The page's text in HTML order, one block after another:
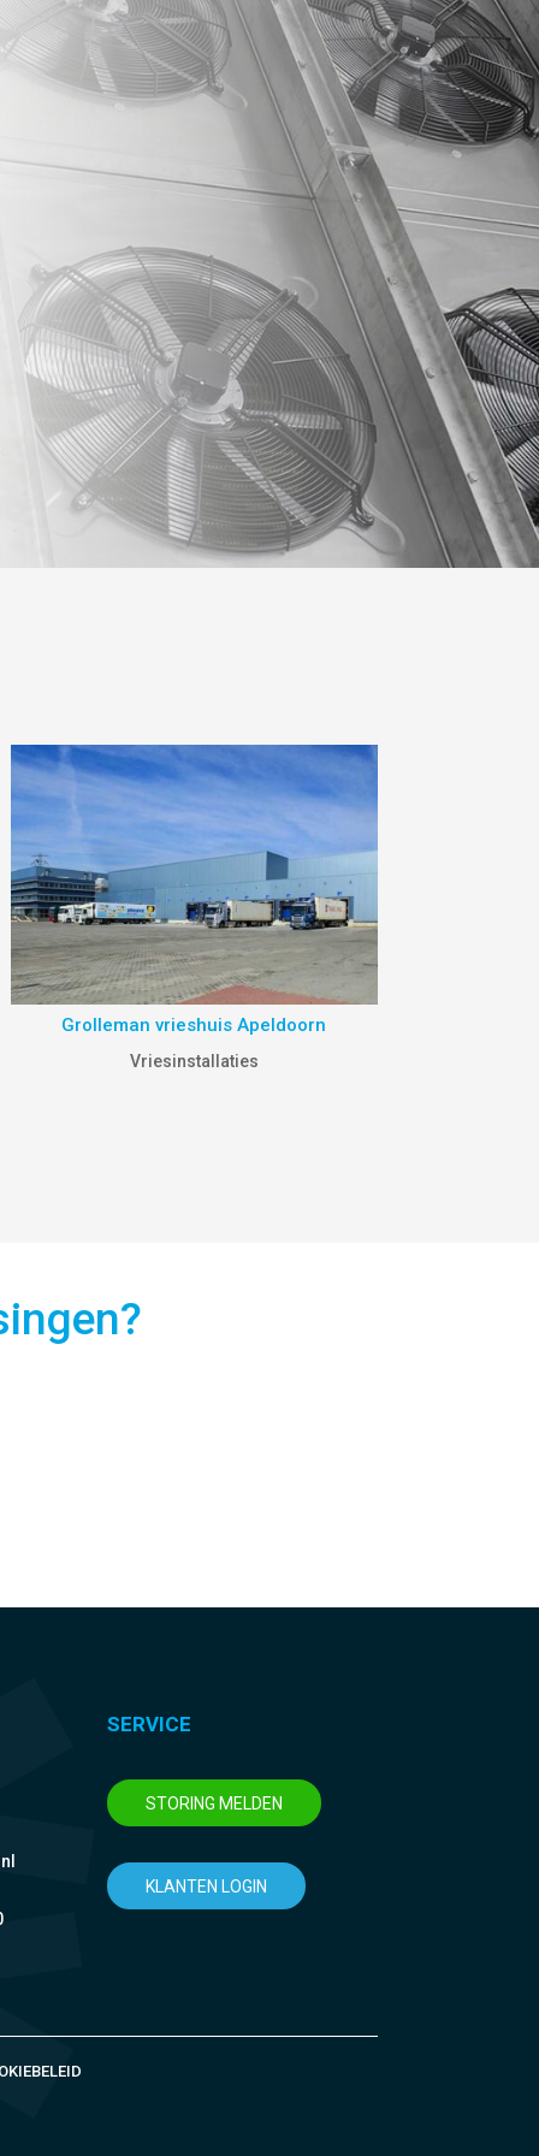
Grolleman vrieshuis Apeldoorn
Vriesinstallaties
SERVICE
STORING MELDEN
KLANTEN LOGIN